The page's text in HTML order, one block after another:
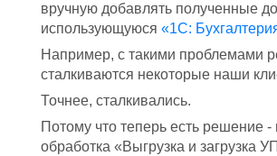
вручную добавлять полученные
использующуюся «1С:
Например, с такими проблемами
сталкиваются некоторые наши
Точнее, сталкивались.
Потому что теперь есть решение -
обработка «Выгрузка и загрузка